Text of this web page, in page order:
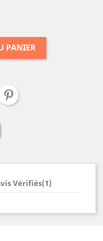
PANIER
Vérifiés(1)